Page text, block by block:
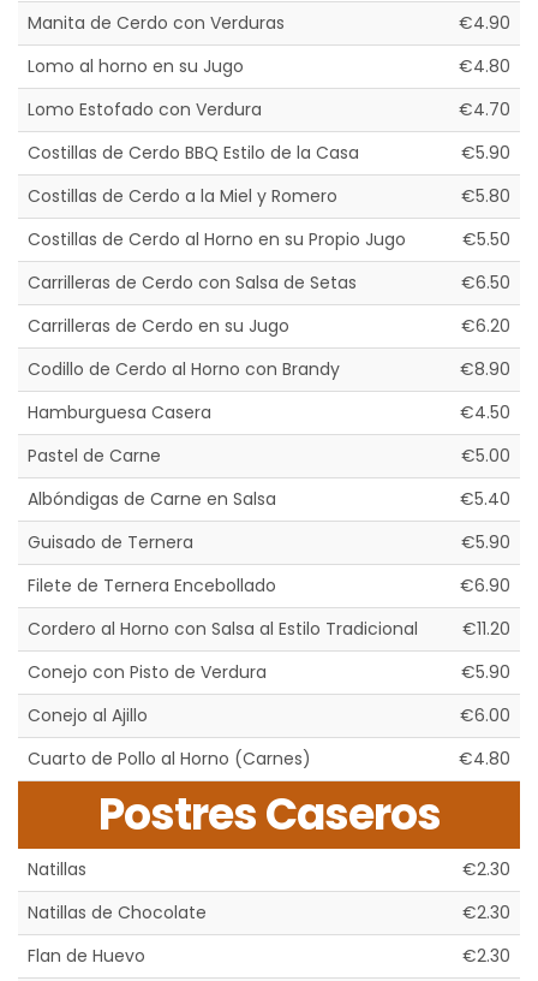
Manita de Cerdo con Verduras
€4.90
Lomo al horno en su Jugo
€4.80
Lomo Estofado con Verdura
€4.70
Costillas de Cerdo BBQ Estilo de la Casa
€5.90
Costillas de Cerdo a la Miel y Romero
€5.80
Costillas de Cerdo al Horno en su Propio Jugo
€5.50
Carrilleras de Cerdo con Salsa de Setas
€6.50
Carrilleras de Cerdo en su Jugo
€6.20
Codillo de Cerdo al Horno con Brandy
€8.90
Hamburguesa Casera
€4.50
Pastel de Carne
€5.00
Albóndigas de Carne en Salsa
€5.40
Guisado de Ternera
€5.90
Filete de Ternera Encebollado
€6.90
Cordero al Horno con Salsa al Estilo Tradicional
€11.20
Conejo con Pisto de Verdura
€5.90
Conejo al Ajillo
€6.00
Cuarto de Pollo al Horno (Carnes)
€4.80
Postres Caseros
Natillas
€2.30
Natillas de Chocolate
€2.30
Flan de Huevo
€2.30